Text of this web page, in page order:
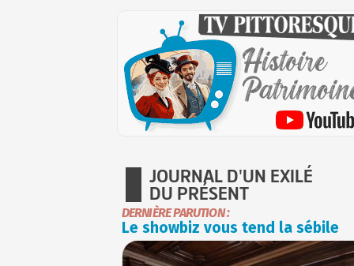
JOURNAL D'UN EXILÉ
DU PRÉSENT
DERNIÈRE PARUTION :
Le showbiz vous tend la sébile